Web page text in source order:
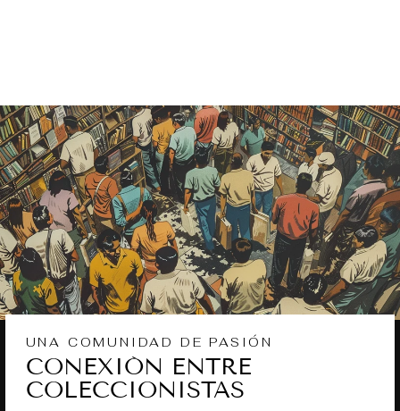
UNA COMUNIDAD DE PASIÓN
CONEXIÓN ENTRE
COLECCIONISTAS